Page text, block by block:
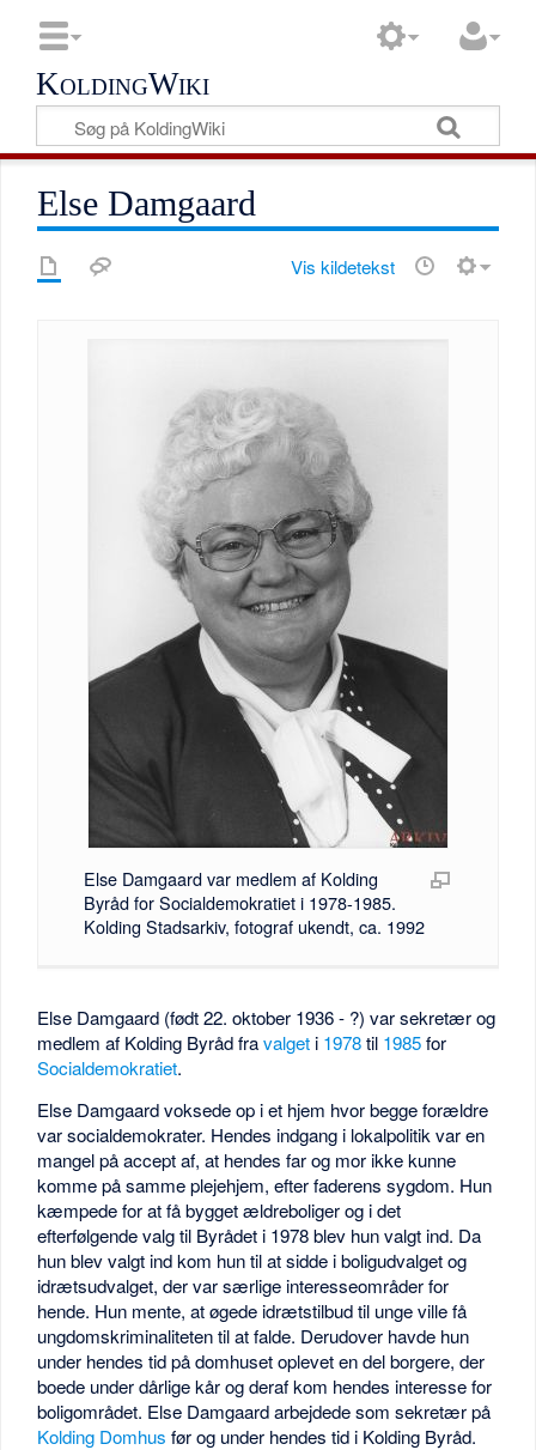
KoldingWiki
Else Damgaard
Vis kildetekst
Else Damgaard var medlem af Kolding
Byråd for Socialdemokratiet i 1978-1985.
Kolding Stadsarkiv, fotograf ukendt, ca. 1992
Else Damgaard (født 22. oktober 1936 - ?) var sekretær og
medlem af Kolding Byråd fravalget i 1978til 1985for
Socialdemokratiet.
Else Damgaard voksede op i et hjem hvor begge forældre
var socialdemokrater. Hendes indgang i lokalpolitik var en
mangel på accept af, at hendes far og mor ikke kunne
komme på samme plejehjem, efter faderens sygdom. Hun
kæmpede for at få bygget ældreboliger og i det
efterfølgende valg til Byrådet i 1978 blev hun valgt ind. Da
hun blev valgt ind kom hun til at sidde i boligudvalget og
idrætsudvalget, der var særlige interesseområder for
hende. Hun mente, at øgede idrætstilbud til unge ville få
ungdomskriminaliteten til at falde. Derudover havde hun
under hendes tid på domhuset oplevet en del borgere, der
boede under dårlige kår og deraf kom hendes interesse for
boligområdet. Else Damgaard arbejdede som sekretær på
Kolding Domhus før og under hendes tid i Kolding Byråd.